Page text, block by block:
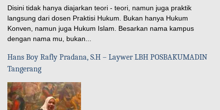
Disini tidak hanya diajarkan teori - teori, namun juga praktik
langsung dari dosen Praktisi Hukum. Bukan hanya Hukum
Konven, namun juga Hukum Islam. Besarkan nama kampus
dengan nama mu, bukan...
Hans Boy Rafly Pradana, S.H – Laywer LBH POSBAKUMADIN
Tangerang